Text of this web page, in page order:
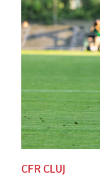
CFR CLUJ